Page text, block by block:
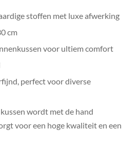
stoffen met luxe afwerking
cm
voor ultiem comfort
perfect voor diverse
wordt met de hand
voor een hoge kwaliteit en een